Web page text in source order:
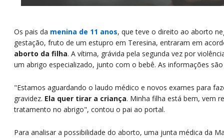
Os pais da menina de 11 anos, que teve o direito ao aborto
gestação, fruto de um estupro em Teresina, entraram em
aborto da filha. A vítima, grávida pela segunda vez por
um abrigo especializado, junto com o bebê. As informações
"Estamos aguardando o laudo médico e novos exames para
gravidez. Ela quer tirar a criança. Minha filha está bem, vem
tratamento no abrigo", contou o pai ao portal.
Para analisar a possibilidade do aborto, uma junta médica da